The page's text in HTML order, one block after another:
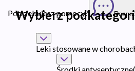
Potrzebujesz pomocy?
Wybierz
Leki stosowane w